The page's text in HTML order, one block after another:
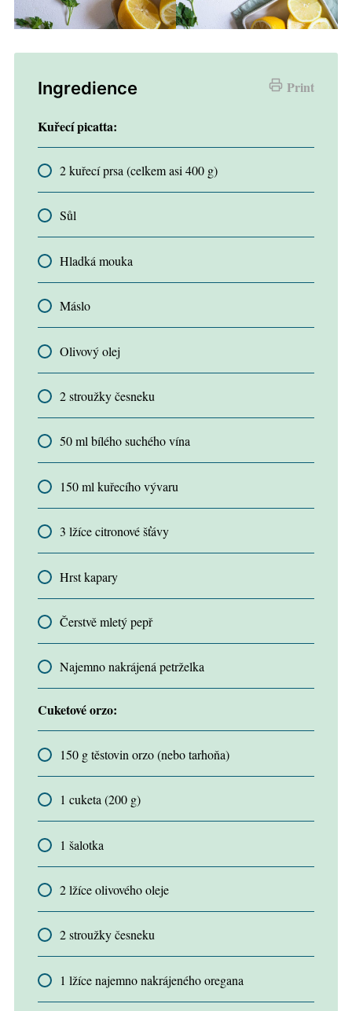
Print
Ingredience
Kuřecí picatta:
2 kuřecí prsa (celkem asi 400 g)
Sůl
Hladká mouka
Máslo
Olivový olej
2 stroužky česneku
50 ml bílého suchého vína
150 ml kuřecího vývaru
3 lžíce citronové šťávy
Hrst kapary
Čerstvě mletý pepř
Najemno nakrájená petrželka
Cuketové orzo:
150 g těstovin orzo (nebo tarhoňa)
1 cuketa (200 g)
1 šalotka
2 lžíce olivového oleje
2 stroužky česneku
1 lžíce najemno nakrájeného oregana